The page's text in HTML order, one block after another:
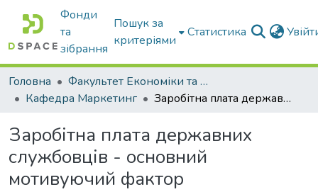
Фонди
та
зібрання
Пошук за
критеріями
Статистика
Головна
Факультет Економіки та бізнесу
Кафедра Маркетинг
Заробітна плата державних службовців - основний мотивуючий фактор
Заробітна плата державних
службовців - основний
мотивуючий фактор